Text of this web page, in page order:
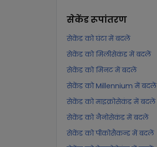
सेकेंडरूपांतरण
सेकेंड को घंटा में बदलें
सेकेंड को मिलीसेकंड में बदलें
सेकेंड को मिनट में बदलें
सेकेंड को Millennium में बदलें
सेकेंड को माइक्रोसेकंड में बदलें
सेकेंड को नैनोसेकंड में बदलें
सेकेंड को पीकोसैकन्ड में बदलें